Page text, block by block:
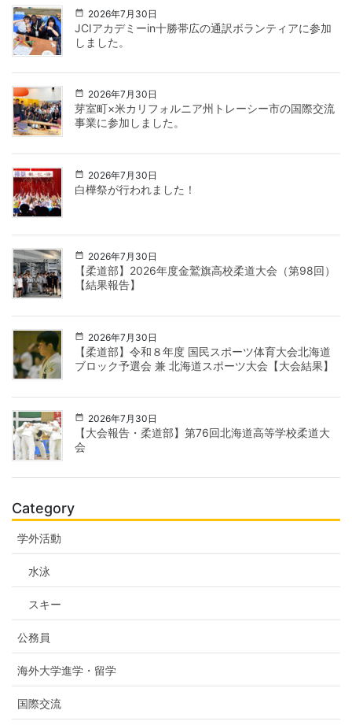
2026年7月30日
JCIアカデミーin十勝帯広の通訳ボランティアに参加
しました。
2026年7月30日
芽室町×米カリフォルニア州トレーシー市の国際交流
事業に参加しました。
2026年7月30日
白樺祭が行われました！
2026年7月30日
【柔道部】2026年度金鷲旗高校柔道大会（第98回）
【結果報告】
2026年7月30日
【柔道部】令和８年度 国民スポーツ体育大会北海道
ブロック予選会 兼 北海道スポーツ大会【大会結果】
2026年7月30日
【大会報告・柔道部】第76回北海道高等学校柔道大
会
Category
学外活動
水泳
スキー
公務員
海外大学進学・留学
国際交流